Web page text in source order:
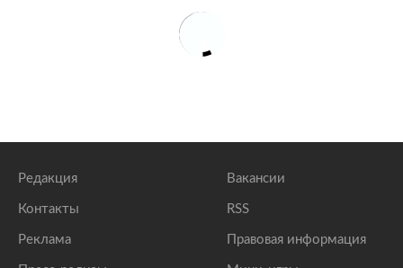
Редакция
Контакты
Реклама
Вакансии
RSS
Правовая информация